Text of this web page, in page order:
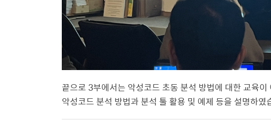
끝으로 3부에서는 악성코드 초동 분석 방법에 대한 교육
악성코드 분석 방법과 분석 툴 활용 및 예제 등을 설명하였